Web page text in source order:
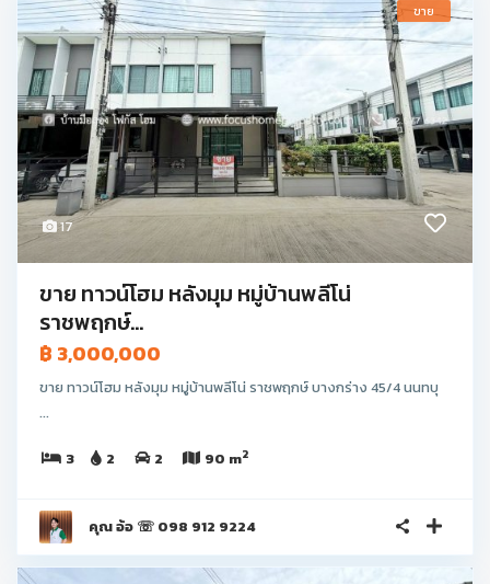
17
ขาย
ขาย ทาวน์โฮม หลังมุม หมู่บ้านพลีโน่
ราชพฤกษ์...
฿ 3,000,000
ขาย ทาวน์โฮม หลังมุม หมู่บ้านพลีโน่ ราชพฤกษ์ บางกร่าง 45/4 นนทบุ
...
3 2 2 90 m2
คุณ อ้อ ☏ 098 912 9224